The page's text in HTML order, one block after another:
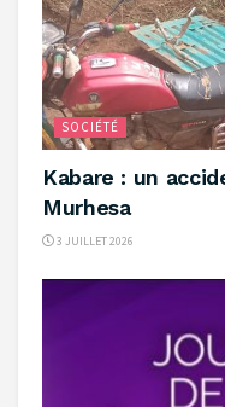
SOCIÉTÉ
‎Kabare : un
Murhesa ‎
3 JUILLET 2026